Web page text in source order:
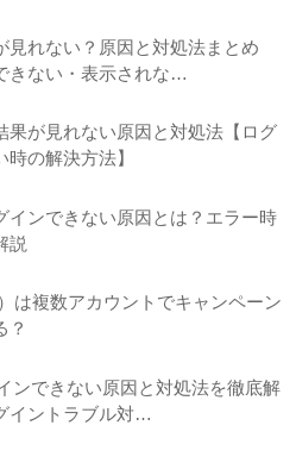
見れない？原因と対処法まとめ
きない・表示されな…
果が見れない原因と対処法【ログ
の解決方法】
インできない原因とは？エラー時
説
は複数アカウントでキャンペーン
？
ンできない原因と対処法を徹底解
イントラブル対…